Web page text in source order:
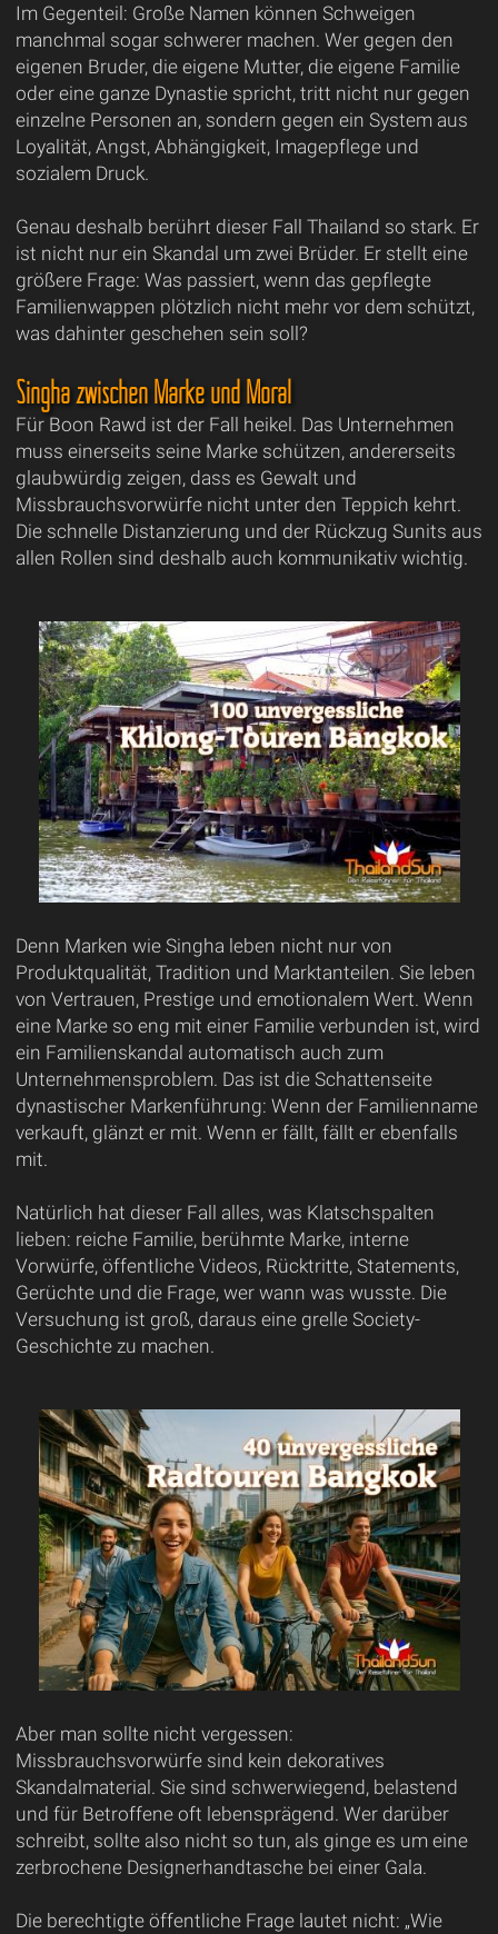
Im Gegenteil: Große Namen können Schweigen
manchmal sogar schwerer machen. Wer gegen den
eigenen Bruder, die eigene Mutter, die eigene Familie
oder eine ganze Dynastie spricht, tritt nicht nur gegen
einzelne Personen an, sondern gegen ein System aus
Loyalität, Angst, Abhängigkeit, Imagepflege und
sozialem Druck.
Genau deshalb berührt dieser Fall Thailand so stark. Er
ist nicht nur ein Skandal um zwei Brüder. Er stellt eine
größere Frage: Was passiert, wenn das gepflegte
Familienwappen plötzlich nicht mehr vor dem schützt,
was dahinter geschehen sein soll?
Singha zwischen Marke und Moral
Für Boon Rawd ist der Fall heikel. Das Unternehmen
muss einerseits seine Marke schützen, andererseits
glaubwürdig zeigen, dass es Gewalt und
Missbrauchsvorwürfe nicht unter den Teppich kehrt.
Die schnelle Distanzierung und der Rückzug Sunits aus
allen Rollen sind deshalb auch kommunikativ wichtig.
Denn Marken wie Singha leben nicht nur von
Produktqualität, Tradition und Marktanteilen. Sie leben
von Vertrauen, Prestige und emotionalem Wert. Wenn
eine Marke so eng mit einer Familie verbunden ist, wird
ein Familienskandal automatisch auch zum
Unternehmensproblem. Das ist die Schattenseite
dynastischer Markenführung: Wenn der Familienname
verkauft, glänzt er mit. Wenn er fällt, fällt er ebenfalls
mit.
Natürlich hat dieser Fall alles, was Klatschspalten
lieben: reiche Familie, berühmte Marke, interne
Vorwürfe, öffentliche Videos, Rücktritte, Statements,
Gerüchte und die Frage, wer wann was wusste. Die
Versuchung ist groß, daraus eine grelle Society-
Geschichte zu machen.
Aber man sollte nicht vergessen:
Missbrauchsvorwürfe sind kein dekoratives
Skandalmaterial. Sie sind schwerwiegend, belastend
und für Betroffene oft lebensprägend. Wer darüber
schreibt, sollte also nicht so tun, als ginge es um eine
zerbrochene Designerhandtasche bei einer Gala.
Die berechtigte öffentliche Frage lautet nicht: „Wie